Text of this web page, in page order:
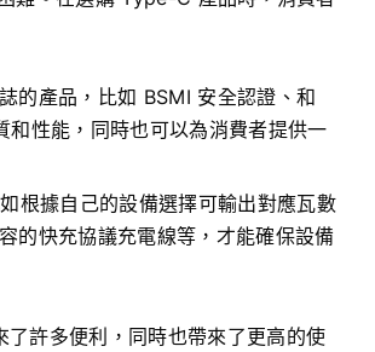
的產品，比如 BSMI 安全認證、和
性能，同時也可以為消費者提供一
根據自己的設備選擇可輸出對應瓦數
的快充協議充電線等，才能確保設備
許多便利，同時也帶來了更高的使